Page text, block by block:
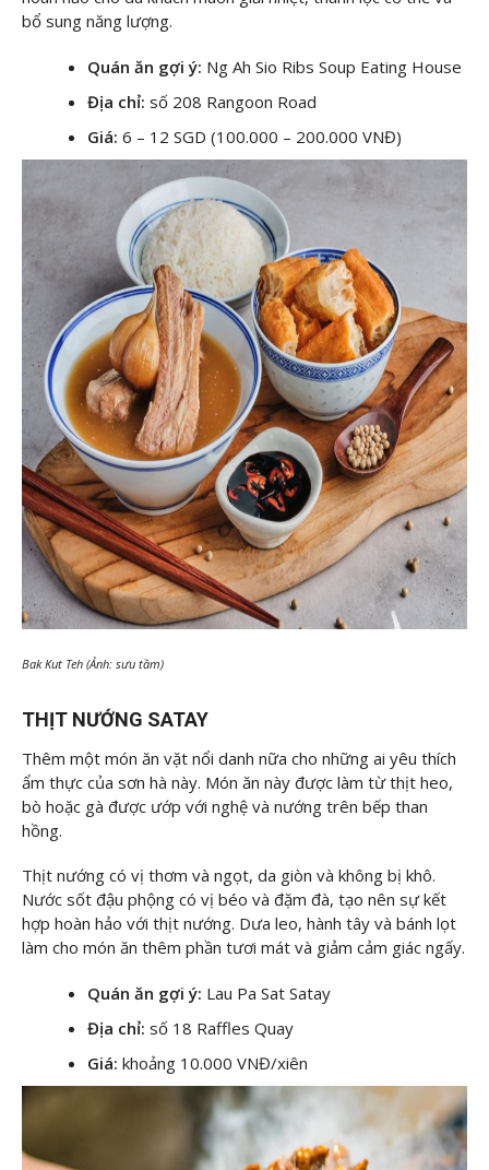
bổ sung năng lượng.
Quán ăn gợi ý: Ng Ah Sio Ribs Soup Eating House
Địa chỉ: số 208 Rangoon Road
Giá: 6 – 12 SGD (100.000 – 200.000 VNĐ)
Bak Kut Teh (Ảnh: sưu tầm)
THỊT NƯỚNG SATAY
Thêm một món ăn vặt nổi danh nữa cho những ai yêu thích
ẩm thực của sơn hà này. Món ăn này được làm từ thịt heo,
bò hoặc gà được ướp với nghệ và nướng trên bếp than
hồng.
Thịt nướng có vị thơm và ngọt, da giòn và không bị khô.
Nước sốt đậu phộng có vị béo và đặm đà, tạo nên sự kết
hợp hoàn hảo với thịt nướng. Dưa leo, hành tây và bánh lọt
làm cho món ăn thêm phần tươi mát và giảm cảm giác ngấy.
Quán ăn gợi ý: Lau Pa Sat Satay
Địa chỉ: số 18 Raffles Quay
Giá: khoảng 10.000 VNĐ/xiên